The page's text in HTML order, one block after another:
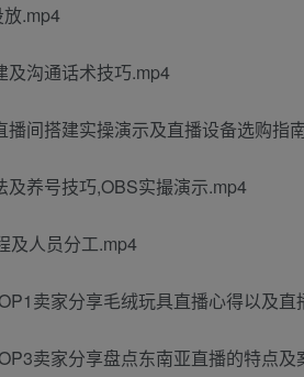
.mp4
及沟通话术技巧.mp4
播间搭建实操演示及直播设备选购指
及养号技巧,OBS实撮演示.mp4
及人员分工.mp4
卖家分享毛绒玩具直播心得以及
卖家分享盘点东南亚直播的特点及